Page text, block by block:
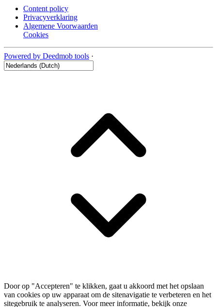
Content policy
Privacyverklaring
Algemene Voorwaarden
Cookies
Powered by Deedmob tools ·
Door op "Accepteren" te klikken, gaat u akkoord met het opslaan
van cookies op uw apparaat om de sitenavigatie te verbeteren en het
sitegebruik te analyseren. Voor meer informatie, bekijk onze